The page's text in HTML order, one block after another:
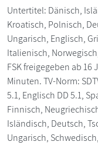
Untertitel: Dänisch,
Kroatisch, Polnisch,
Ungarisch, Englisch,
Italienisch,
FSK freigegeben ab
Minuten. TV-Norm:
5.1, Englisch DD 5.1,
Finnisch,
Isländisch, Deutsch,
Ungarisch,